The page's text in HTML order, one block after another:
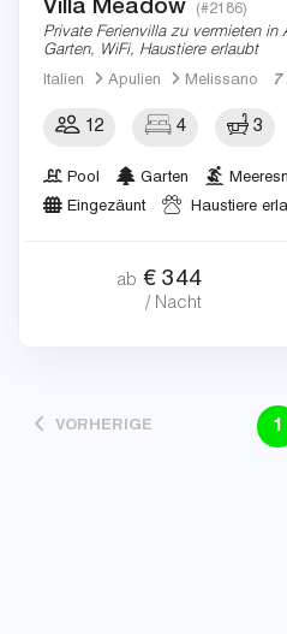
(#2186)
Private Ferienvilla zu vermieten in
Garten, WiFi, Haustiere erlaubt
Italien
Apulien Melissano 7
12 4 3
Pool Garten
Eingezäunt
Haustiere
ab € 344
/ Nacht
VORHERIGE 1